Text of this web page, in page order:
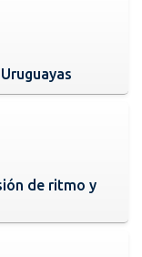
de ritmo y